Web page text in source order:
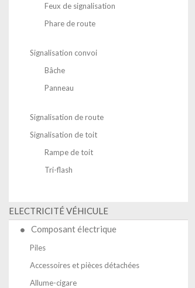
Feux de signalisation
Phare de route
Signalisation convoi
Bâche
Panneau
Signalisation de route
Signalisation de toit
Rampe de toit
Tri-flash
ELECTRICITÉ VÉHICULE
Composant électrique
Piles
Accessoires et pièces détachées
Allume-cigare